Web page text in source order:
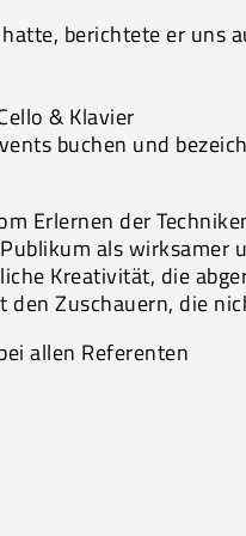
berichtete er uns
& Klavier
buchen und
Erlernen der
als wirksamer
Kreativität, die
Zuschauern, die
allen Referenten